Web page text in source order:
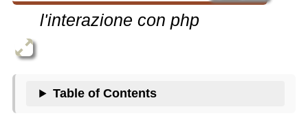
l'interazione con php
Table of Contents